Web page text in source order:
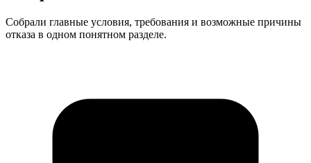
Собрали главные условия, требования и возможные причины
отказа в одном понятном разделе.